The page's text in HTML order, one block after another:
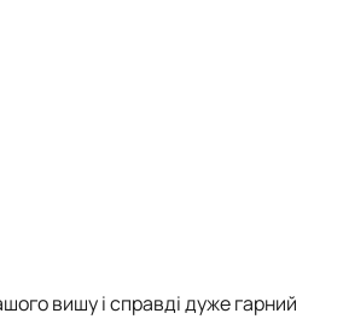
вишу і справді дуже гарний